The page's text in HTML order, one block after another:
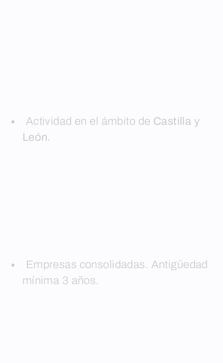
Actividad en el ámbito de Castilla y
León.
Empresas consolidadas. Antigüedad
mínima 3 años.